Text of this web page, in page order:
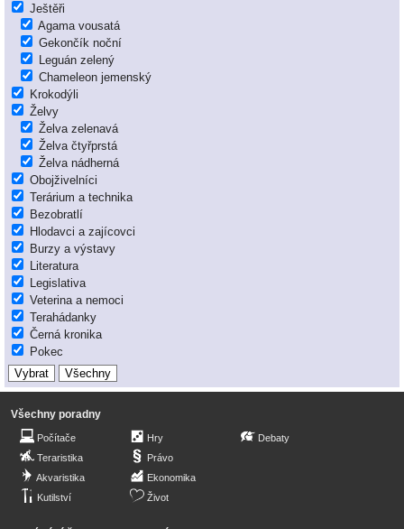
Ještěři
Agama vousatá
Gekončík noční
Leguán zelený
Chameleon jemenský
Krokodýli
Želvy
Želva zelenavá
Želva čtyřprstá
Želva nádherná
Obojživelníci
Terárium a technika
Bezobratlí
Hlodavci a zajícovci
Burzy a výstavy
Literatura
Legislativa
Veterina a nemoci
Terahádanky
Černá kronika
Pokec
Všechny poradny
Počítače
Teraristika
Akvaristika
Kutilství
Hry
Právo
Ekonomika
Život
Debaty